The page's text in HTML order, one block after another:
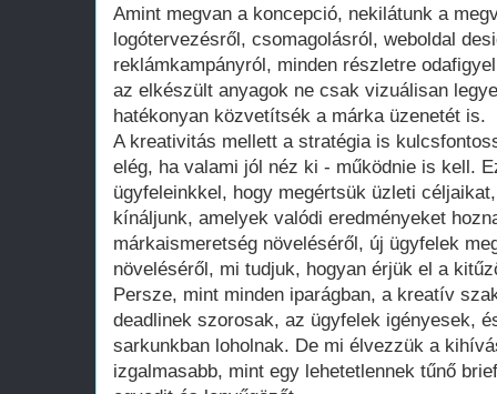
Amint megvan a koncepció, nekilátunk a
logótervezésről, csomagolásról, weboldal
reklámkampányról, minden részletre
az elkészült anyagok ne csak vizuálisan
hatékonyan közvetítsék a márka üzenetét is.
A kreativitás mellett a stratégia is
elég, ha valami jól néz ki - működnie is kell.
ügyfeleinkkel, hogy megértsük üzleti
kínáljunk, amelyek valódi eredményeket
márkaismeretség növeléséről, új ügyfelek
növeléséről, mi tudjuk, hogyan érjük el a
Persze, mint minden iparágban, a kreatív
deadlinek szorosak, az ügyfelek igényesek,
sarkunkban loholnak. De mi élvezzük a
izgalmasabb, mint egy lehetetlennek tűnő